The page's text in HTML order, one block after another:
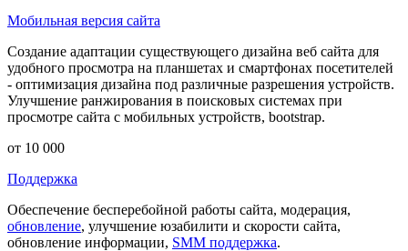
Мобильная версия сайта
Создание адаптации существующего дизайна веб сайта для
удобного просмотра на планшетах и смартфонах посетителей
- оптимизация дизайна под различные разрешения устройств.
Улучшение ранжирования в поисковых системах при
просмотре сайта с мобильных устройств, bootstrap.
от 10 000
Поддержка
Обеспечение бесперебойной работы сайта, модерация,
обновление, улучшение юзабилити и скорости сайта,
обновление информации, SMM поддержка.